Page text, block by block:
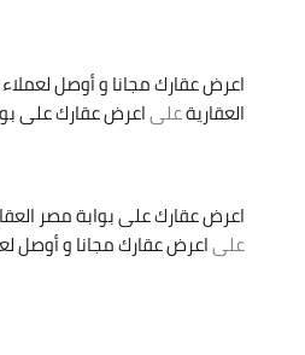
اعرض عقارك مجانا و أوصل
العقاريةعلىاعرض عقارك على
اعرض عقارك على بوابة مصر
علىاعرض عقارك مجانا و أوصل